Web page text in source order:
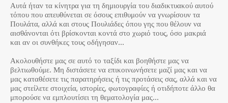
Αυτά ήταν τα κίνητρα για τη δημιουργία του διαδικτυακού αυτού
τόπου που απευθύνεται σε όσους επιθυμούν να γνωρίσουν τα
Πουλάτα, αλλά και στους Πουλιάδες όπου γης που θέλουν να
αισθάνονται ότι βρίσκονται κοντά στο χωριό τους, όσο μακριά
και αν οι συνθήκες τους οδήγησαν…
Ακολουθήστε μας σε αυτό το ταξίδι και βοηθήστε μας να
βελτιωθούμε. Μη διστάσετε να επικοινωνήσετε μαζί μας και να
μας καταθέσετε τις παρατηρήσεις ή τις προτάσεις σας, αλλά και να
μας στείλετε στοιχεία, ιστορίες, φωτογραφίες ή οτιδήποτε άλλο θα
μπορούσε να εμπλουτίσει τη θεματολογία μας…